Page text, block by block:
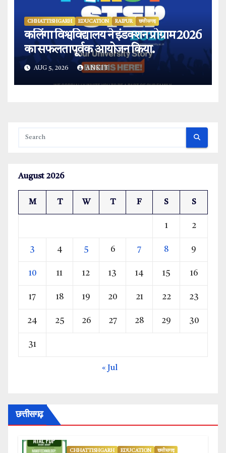
CHHATTISHGARH EDUCATION RAIPUR छत्तीसगढ़
कलिंगा विश्वविद्यालय ने इंडक्शन प्रोग्राम 2026
का सफलतापूर्वक आयोजन किया.
AUG 5, 2026 ANKIT
August 2026
M T W T F S S
1 2
3 4 5 6 7 8 9
10 11 12 13 14 15 16
17 18 19 20 21 22 23
24 25 26 27 28 29 30
31
« Jul
छत्तीसगढ़
CHHATTISHGARH EDUCATION छत्तीसगढ़